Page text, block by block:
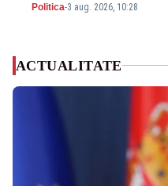
Politica-3 aug. 2026, 10:28
ACTUALITATE